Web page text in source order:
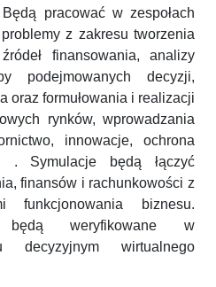
pracować w zespołach
z zakresu tworzenia
finansowania, analizy
podejmowanych decyzji,
oraz formułowania i realizacji
rynków, wprowadzania
innowacje, ochrona
. Symulacje będą łączyć
finansów i rachunkowości z
funkcjonowania biznesu.
będą weryfikowane w
decyzyjnym wirtualnego